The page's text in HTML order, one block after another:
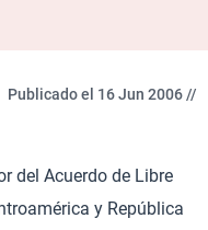
Publicado el 16 Jun 2006 //
del Acuerdo de Libre
y República